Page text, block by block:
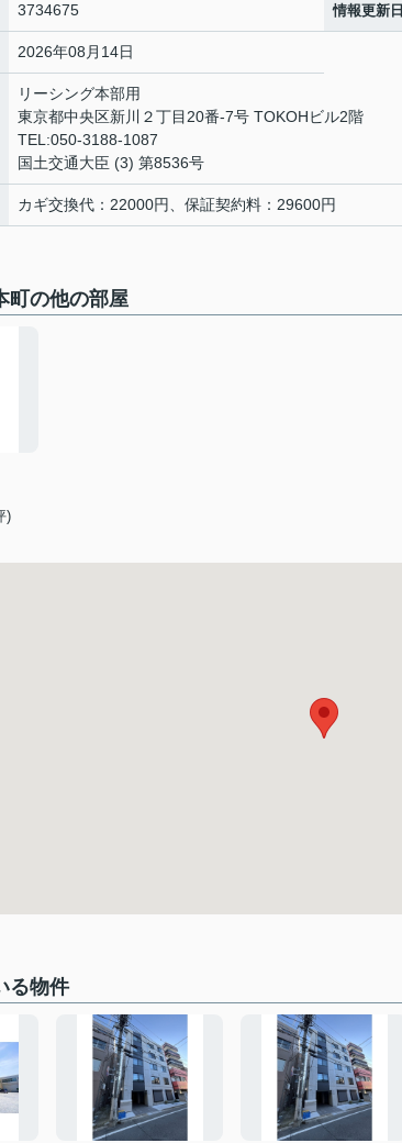
3734675 情報更新日
2026年08月14日
リーシング本部用
東京都中央区新川２丁目20番-7号 TOKOHビル2階
TEL:050-3188-1087
国土交通大臣 (3) 第8536号
カギ交換代：22000円、保証契約料：29600円
町の他の部屋
)
る物件